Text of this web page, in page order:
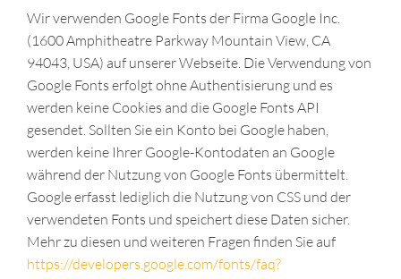
Wir verwenden Google Fonts der Firma Google Inc.
(1600 Amphitheatre Parkway Mountain View, CA
94043, USA) auf unserer Webseite. Die Verwendung von
Google Fonts erfolgt ohne Authentisierung und es
werden keine Cookies and die Google Fonts API
gesendet. Sollten Sie ein Konto bei Google haben,
werden keine Ihrer Google-Kontodaten an Google
während der Nutzung von Google Fonts übermittelt.
Google erfasst lediglich die Nutzung von CSS und der
verwendeten Fonts und speichert diese Daten sicher.
Mehr zu diesen und weiteren Fragen finden Sie auf
https://developers.google.com/fonts/faq?